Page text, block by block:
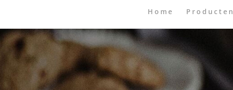
Home Producten